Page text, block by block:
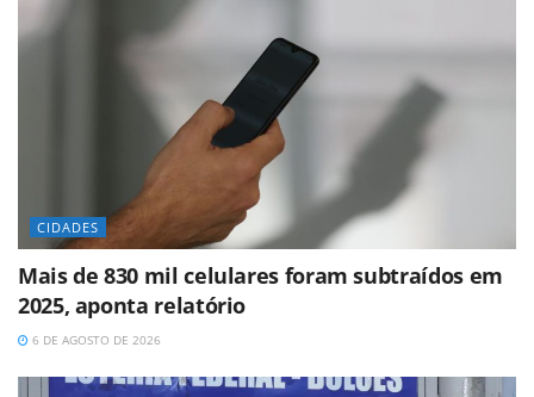
CIDADES
Mais de 830 mil celulares foram subtraídos em
2025, aponta relatório
6 DE AGOSTO DE 2026